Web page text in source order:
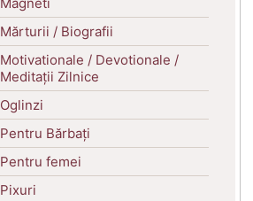
Mărturii / Biografii
Motivationale / Devotionale /
Meditații Zilnice
Oglinzi
Pentru Bărbați
Pentru femei
Pixuri